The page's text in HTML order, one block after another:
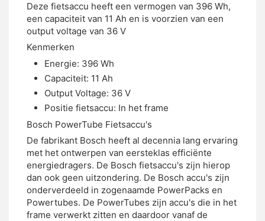
Deze fietsaccu heeft een vermogen van 396 Wh,
een capaciteit van 11 Ah en is voorzien van een
output voltage van 36 V
Kenmerken
Energie: 396 Wh
Capaciteit: 11 Ah
Output Voltage: 36 V
Positie fietsaccu: In het frame
Bosch PowerTube Fietsaccu's
De fabrikant Bosch heeft al decennia lang ervaring
met het ontwerpen van eersteklas efficiënte
energiedragers. De Bosch fietsaccu's zijn hierop
dan ook geen uitzondering. De Bosch accu's zijn
onderverdeeld in zogenaamde PowerPacks en
Powertubes. De PowerTubes zijn accu's die in het
frame verwerkt zitten en daardoor vanaf de